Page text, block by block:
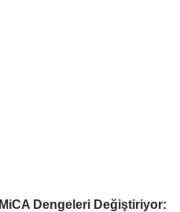
MiCA Dengeleri Değiştiriyor: